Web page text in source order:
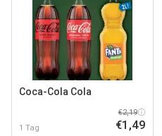
Coca-Cola Cola
1 Tag
€2,19
€1,49